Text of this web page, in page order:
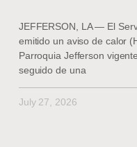
JEFFERSON, LA — El
emitido un aviso de calor
Parroquia Jefferson
seguido de una
July 27, 2026